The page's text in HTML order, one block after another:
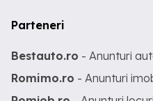
Parteneri
Bestauto.ro - Anunturi
Romimo.ro - Anunturi